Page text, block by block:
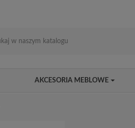
AKCESORIA MEBLOWE